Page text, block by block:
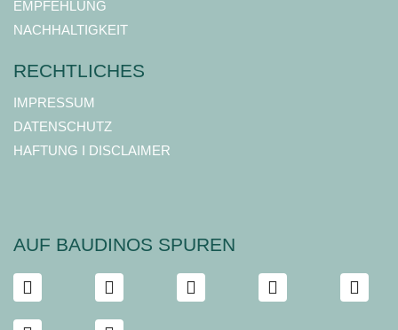
EMPFEHLUNG
NACHHALTIGKEIT
RECHTLICHES
IMPRESSUM
DATENSCHUTZ
HAFTUNG I DISCLAIMER
AUF BAUDINOS SPUREN